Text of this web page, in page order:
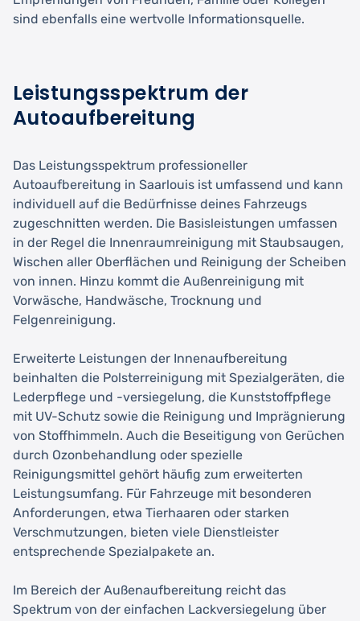
sind ebenfalls eine wertvolle Informationsquelle.
Leistungsspektrum der
Autoaufbereitung
Das Leistungsspektrum professioneller
Autoaufbereitung in Saarlouis ist umfassend und kann
individuell auf die Bedürfnisse deines Fahrzeugs
zugeschnitten werden. Die Basisleistungen umfassen
in der Regel die Innenraumreinigung mit Staubsaugen,
Wischen aller Oberflächen und Reinigung der Scheiben
von innen. Hinzu kommt die Außenreinigung mit
Vorwäsche, Handwäsche, Trocknung und
Felgenreinigung.
Erweiterte Leistungen der Innenaufbereitung
beinhalten die Polsterreinigung mit Spezialgeräten, die
Lederpflege und -versiegelung, die Kunststoffpflege
mit UV-Schutz sowie die Reinigung und Imprägnierung
von Stoffhimmeln. Auch die Beseitigung von Gerüchen
durch Ozonbehandlung oder spezielle
Reinigungsmittel gehört häufig zum erweiterten
Leistungsumfang. Für Fahrzeuge mit besonderen
Anforderungen, etwa Tierhaaren oder starken
Verschmutzungen, bieten viele Dienstleister
entsprechende Spezialpakete an.
Im Bereich der Außenaufbereitung reicht das
Spektrum von der einfachen Lackversiegelung über